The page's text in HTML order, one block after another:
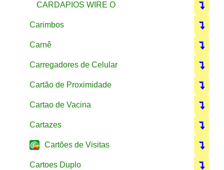
CARDAPIOS WIRE O
Carimbos
Carnê
Carregadores de Celular
Cartão de Proximidade
Cartao de Vacina
Cartazes
Cartões de Visitas
Cartoes Duplo